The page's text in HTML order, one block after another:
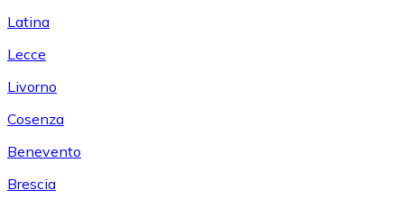
Latina
Lecce
Livorno
Cosenza
Benevento
Brescia